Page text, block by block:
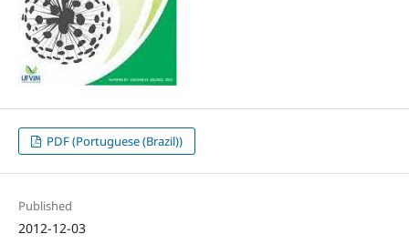
PDF (Portuguese (Brazil))
Published
2012-12-03